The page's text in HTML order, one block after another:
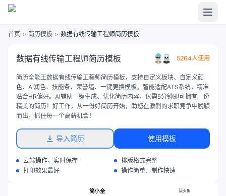
首页 > 简历模板 > 数据有线传输工程师简历模板
数据有线传输工程师简历模板 5264人使用
简历全能王数据有线传输工程师简历模板，支持自定义板块、自定义颜
色、AI润色、技能条、荣誉墙、一键更换模板。智能适配ATS系统，精准
贴合HR偏好。AI辅助一键生成、优化简历内容，仅需5分钟即可拥有一份
精美的简历！好工作，从一份好简历开始，助您在激烈的求职竞争中脱颖
而出，抓住每一个高薪机会！
导入简历 使用模板
云端操作，实时保存
排版格式完整
打印效果最好
操作简单、制作快速
简小全